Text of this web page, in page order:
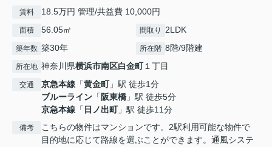
賃料 18.5万円 管理/共益費 10,000円
面積 56.05㎡ 間取り 2LDK
築年数 築30年 所在階 8階/9階建
所在地 神奈川県横浜市南区白金町１丁目
交通 京急本線 「黄金町」駅 徒歩1分
ブルーライン 「 阪東橋 」駅 徒歩5分
京急本線 「 日ノ出町」駅 徒歩11分
備考
こちらの物件はマンションです。2駅利用可能な物件で
目的地に応じて路線を選ぶことができます。通風システ